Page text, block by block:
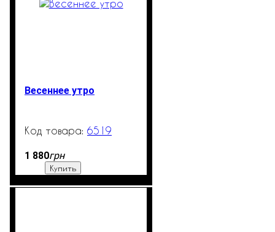
Весеннее утро
6519
1 880грн
Купить